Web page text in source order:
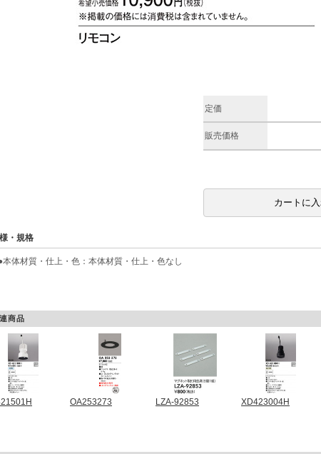
定価
販売価格
・規格
本体材質・仕上・色：本体材質・仕上・色なし
商品
OA253273 LZA-92853 XD423004H